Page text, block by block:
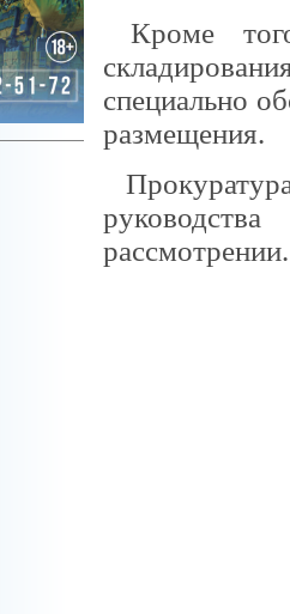
Кроме
специально
размещения.
рассмотрении.